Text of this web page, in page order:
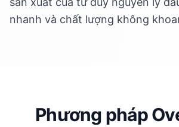
nhanh và chất lượng không
Phương pháp